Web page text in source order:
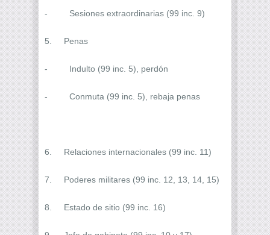
- Sesiones extraordinarias (99 inc. 9)
5. Penas
- Indulto (99 inc. 5), perdón
- Conmuta (99 inc. 5), rebaja penas
6. Relaciones internacionales (99 inc. 11)
7. Poderes militares (99 inc. 12, 13, 14, 15)
8. Estado de sitio (99 inc. 16)